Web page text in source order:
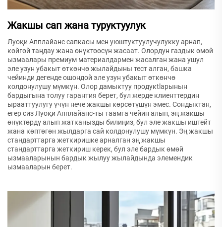
Жакшы сап жана туруктуулук
Луоқи Апплайанс сапкасы мен уюштуктуулучулукку арнап,
көйгөй таңдау жана өнүктөөсүн жасаат. Олордун газдык өмөй
ызмаалары премиум материалдармен жасалган жана ушул
эле узун убакыт өткөнчө жылайдыны тест алган, башка
чейинди дегенде ошондой эле узун убакыт өткөнчө
колдонулушу мүмкүн. Олор дамыктуу продукtlарынын
бардыгына толуу гарантия берет, бул жерде клиенттердин
ырааттуулугу үчүн нече жакшы көрсөтүшүн эмес. Сондыктан,
егер сиз Луоқи Апплайанс-ты таамга чейин алып, эң жакшы
өнүктөрдү алып жатканызды билиңиз, бул эле жакшы иштейт
жана көптөгөн жылдарга сай колдонулушу мүмкүн. Эң жакшы
стандарттарга жеткиришке арналган эң жакшы
стандарттарга жеткириш керек, бул эле бардык өмөй
ызмааларынын бардык жылуу жылайдында элемендик
ызмааларын берет.